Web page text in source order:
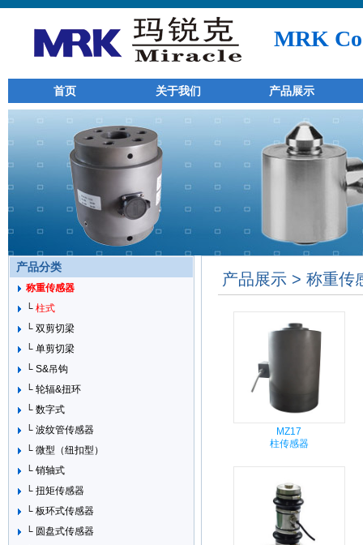
MRK
首页 关于我们 产品展示
产品分类
称重传感器
└ 柱式
└ 双剪切梁
└ 单剪切梁
└ S&吊钩
└ 轮辐&扭环
└ 数字式
└ 波纹管传感器
└ 微型（纽扣型）
└ 销轴式
└ 扭矩传感器
└ 板环式传感器
└ 圆盘式传感器
产品展示 > 称重传
MZ17
柱传感器